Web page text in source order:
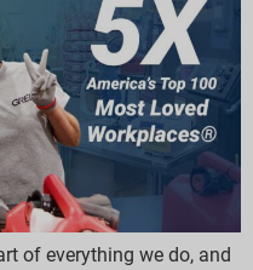
of everything we do, and